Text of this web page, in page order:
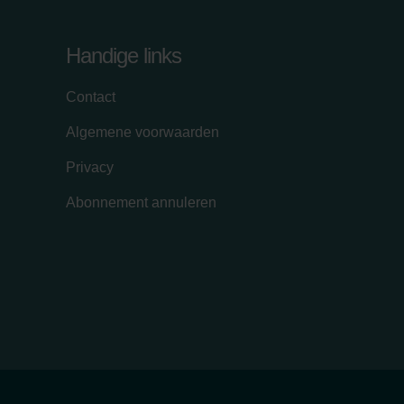
Handige links
Contact
Algemene voorwaarden
Privacy
Abonnement annuleren